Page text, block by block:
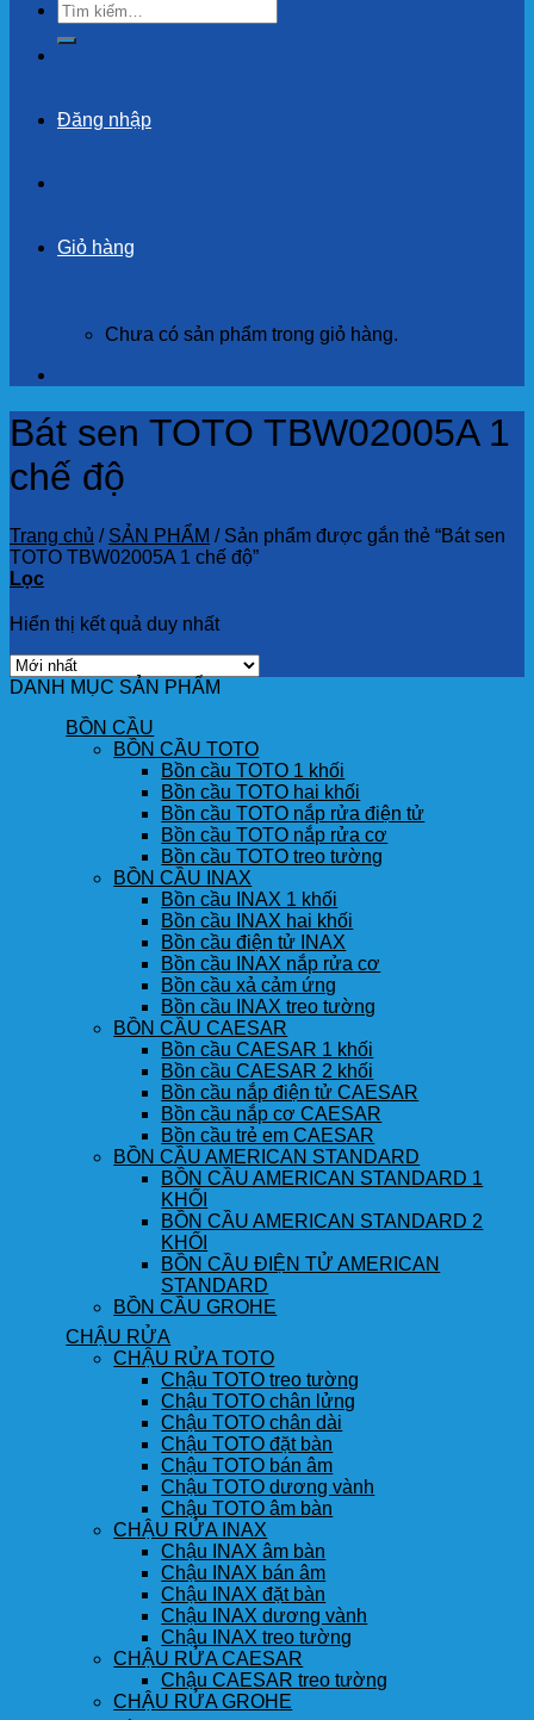
Tìm
kiếm:
Đăng nhập
Giỏ hàng
Chưa có sản phẩm trong giỏ hàng.
Bát sen TOTO TBW02005A 1
chế độ
Trang chủ / SẢN PHẨM /Sản phẩm được gắn thẻ “Bát sen
TOTO TBW02005A 1 chế độ”
Lọc
Hiển thị kết quả duy nhất
DANH MỤC SẢN PHẨM
BỒN CẦU
BỒN CẦU TOTO
Bồn cầu TOTO 1 khối
Bồn cầu TOTO hai khối
Bồn cầu TOTO nắp rửa điện tử
Bồn cầu TOTO nắp rửa cơ
Bồn cầu TOTO treo tường
BỒN CẦU INAX
Bồn cầu INAX 1 khối
Bồn cầu INAX hai khối
Bồn cầu điện tử INAX
Bồn cầu INAX nắp rửa cơ
Bồn cầu xả cảm ứng
Bồn cầu INAX treo tường
BỒN CẦU CAESAR
Bồn cầu CAESAR 1 khối
Bồn cầu CAESAR 2 khối
Bồn cầu nắp điện tử CAESAR
Bồn cầu nắp cơ CAESAR
Bồn cầu trẻ em CAESAR
BỒN CẦU AMERICAN STANDARD
BỒN CẦU AMERICAN STANDARD 1
KHỐI
BỒN CẦU AMERICAN STANDARD 2
KHỐI
BỒN CẦU ĐIỆN TỬ AMERICAN
STANDARD
BỒN CẦU GROHE
CHẬU RỬA
CHẬU RỬA TOTO
Chậu TOTO treo tường
Chậu TOTO chân lửng
Chậu TOTO chân dài
Chậu TOTO đặt bàn
Chậu TOTO bán âm
Chậu TOTO dương vành
Chậu TOTO âm bàn
CHẬU RỬA INAX
Chậu INAX âm bàn
Chậu INAX bán âm
Chậu INAX đặt bàn
Chậu INAX dương vành
Chậu INAX treo tường
CHẬU RỬA CAESAR
Chậu CAESAR treo tường
CHẬU RỬA GROHE